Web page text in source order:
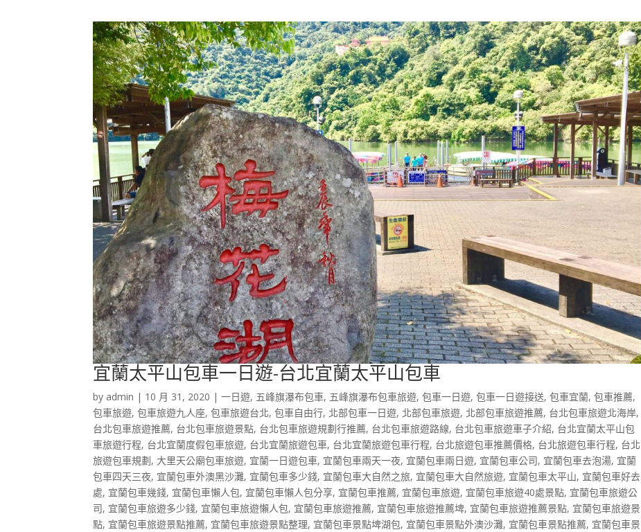
宜蘭太平山包車一日遊-台北宜蘭太平山包車
by admin | 10 月 31, 2020 |一日遊, 五峰旗瀑布包車, 五峰旗瀑布包車旅遊,包車一日遊,包車一日遊接送,包車宜蘭,包車推薦,
包車旅遊,包車旅遊九人座,包車旅遊台北,包車自由行, 北部包車一日遊, 北部包車旅遊, 北部包車旅遊推薦, 台北包車旅遊北海岸,
台北包車旅遊推薦, 台北包車旅遊景點, 台北包車旅遊規劃行推薦, 台北包車旅遊路線, 台北包車旅遊車子介紹, 台北宜蘭太平山包
車旅遊行程, 台北宜蘭度假包車旅遊, 台北宜蘭旅遊包車, 台北宜蘭旅遊包車行程, 台北旅遊包車推薦價格, 台北旅遊包車行程, 台北
旅遊包車規劃, 大里天公廟包車旅遊, 宜蘭一日遊包車, 宜蘭包車兩天一夜, 宜蘭包車兩日遊, 宜蘭包車公司, 宜蘭包車去泡湯, 宜蘭
包車四天三夜, 宜蘭包車外澳黑沙灘, 宜蘭包車多少錢, 宜蘭包車大自然之旅, 宜蘭包車大自然旅遊, 宜蘭包車太平山, 宜蘭包車好去
處, 宜蘭包車幾錢, 宜蘭包車懶人包, 宜蘭包車懶人包分享, 宜蘭包車推薦, 宜蘭包車旅遊, 宜蘭包車旅遊40處景點, 宜蘭包車旅遊公
司, 宜蘭包車旅遊多少錢, 宜蘭包車旅遊懶人包, 宜蘭包車旅遊推薦, 宜蘭包車旅遊推薦埤, 宜蘭包車旅遊推薦景點, 宜蘭包車旅遊景
點, 宜蘭包車旅遊景點推薦, 宜蘭包車旅遊景點整理, 宜蘭包車景點埤湖包, 宜蘭包車景點外澳沙灘, 宜蘭包車景點推薦, 宜蘭包車景